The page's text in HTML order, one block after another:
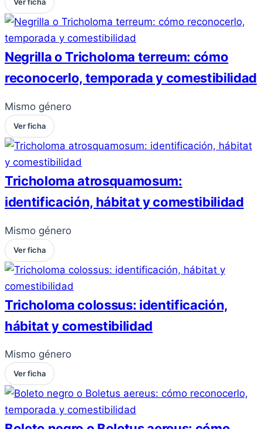
Ver ficha
Negrilla o Tricholoma terreum: cómo
reconocerlo, temporada y comestibilidad
Mismo género
Ver ficha
Tricholoma atrosquamosum:
identificación, hábitat y comestibilidad
Mismo género
Ver ficha
Tricholoma colossus: identificación,
hábitat y comestibilidad
Mismo género
Ver ficha